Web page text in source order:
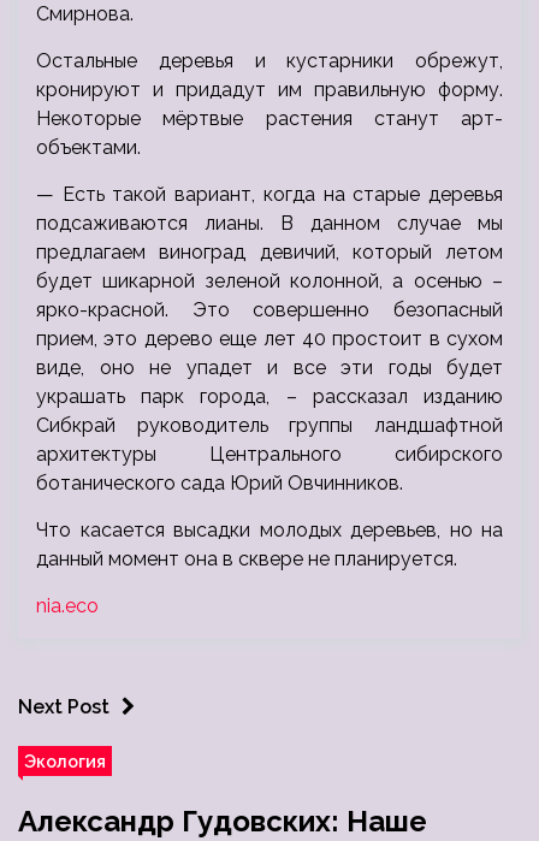
Смирнова.
Остальные деревья и кустарники обрежут,
кронируют и придадут им правильную форму.
Некоторые мёртвые растения станут арт-
объектами.
— Есть такой вариант, когда на старые деревья
подсаживаются лианы. В данном случае мы
предлагаем виноград девичий, который летом
будет шикарной зеленой колонной, а осенью –
ярко-красной. Это совершенно безопасный
прием, это дерево еще лет 40 простоит в сухом
виде, оно не упадет и все эти годы будет
украшать парк города, – рассказал изданию
Сибкрай руководитель группы ландшафтной
архитектуры Центрального сибирского
ботанического сада Юрий Овчинников.
Что касается высадки молодых деревьев, но на
данный момент она в сквере не планируется.
nia.eco
Next Post
Экология
Александр Гудовских: Наше